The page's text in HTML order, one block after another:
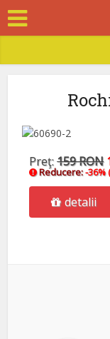
Preţ:159 RON
Reducere:-36%
detalii